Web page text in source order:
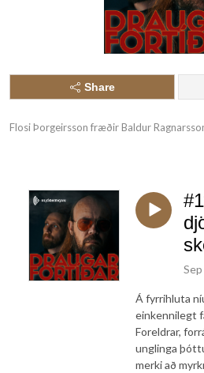
Share
Flosi Þorgeirsson fræðir Baldur
Á fyrrihluta
einkennilegt
Foreldrar,
unglinga
merki að